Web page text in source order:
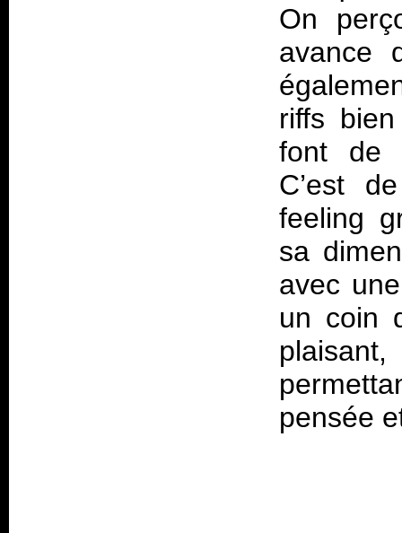
On
avance
riffs
font de
C’est
feeling
sa
avec
un coin